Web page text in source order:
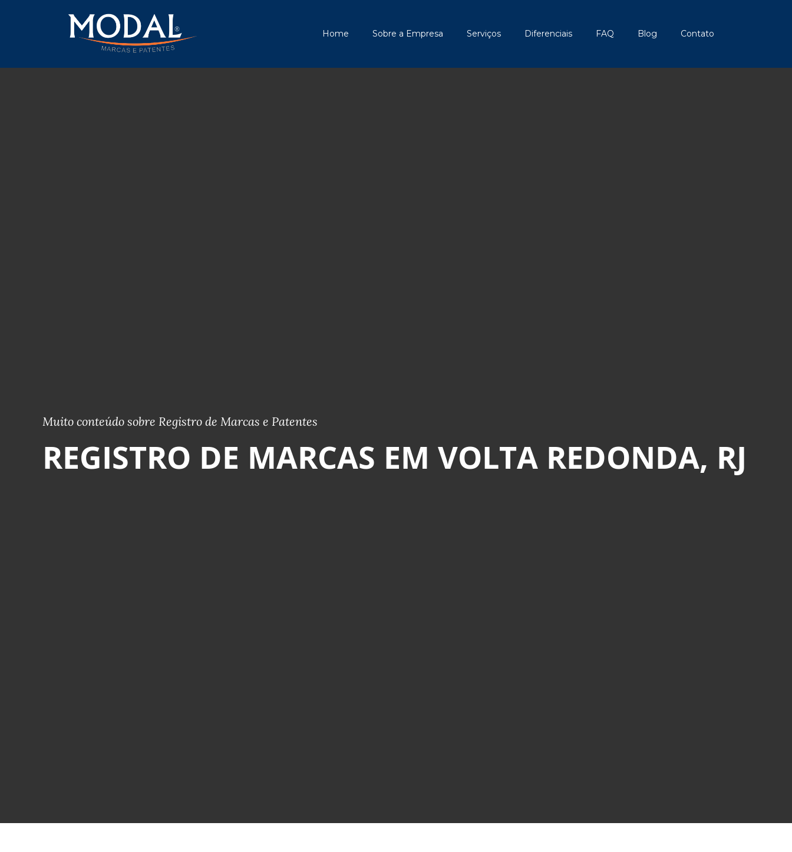
Home Sobre a Empresa Serviços Diferenciais FAQ Blog Contato
Muito conteúdo sobre Registro de Marcas e Patentes
REGISTRO DE MARCAS EM VOLTA REDONDA, RJ